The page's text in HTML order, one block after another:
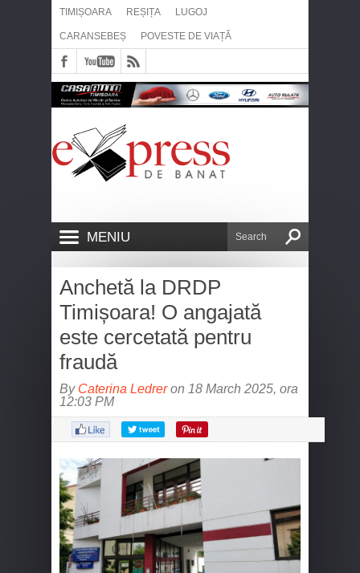
TIMIȘOARA REȘIȚA LUGOJ
CARANSEBEȘ POVESTE DE VIAȚĂ
MENIU
Anchetă la DRDP
Timișoara! O angajată
este cercetată pentru
fraudă
By Caterina Ledreron 18 March 2025, ora
12:03 PM